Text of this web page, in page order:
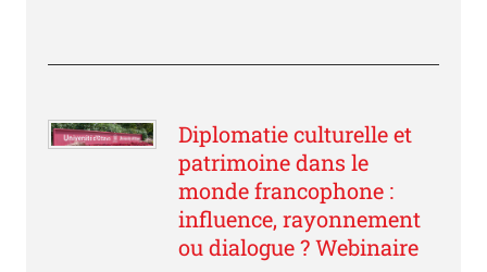
Diplomatie culturelle et
patrimoine dans le
monde francophone :
influence, rayonnement
ou dialogue ? Webinaire